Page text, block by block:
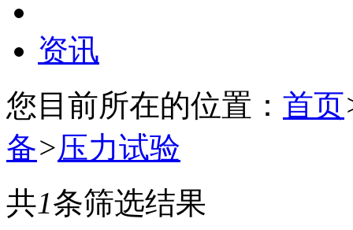
资讯
您目前所在的位置： 首页
备>压力试验
共1条筛选结果